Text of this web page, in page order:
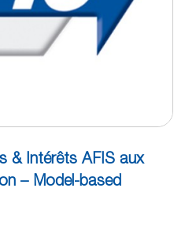
& Intérêts AFIS aux
– Model-based